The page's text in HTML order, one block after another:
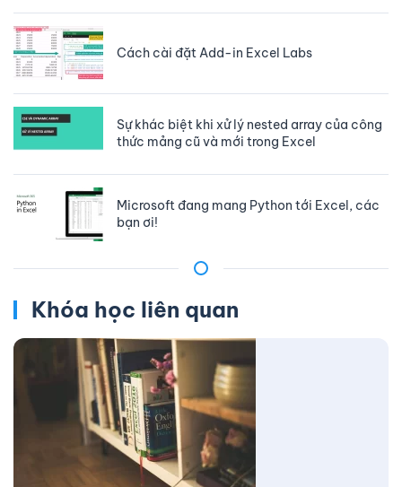
Cách cài đặt Add-in Excel Labs
Sự khác biệt khi xử lý nested array của công
thức mảng cũ và mới trong Excel
Microsoft đang mang Python tới Excel, các
bạn ơi!
Khóa học liên quan